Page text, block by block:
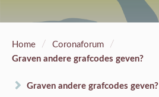
Home / Coronaforum /
Graven andere grafcodes geven?
Graven andere grafcodes geven?